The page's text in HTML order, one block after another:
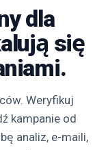
dla
się
Weryfikuj
kampanie od
analiz, e-maili,